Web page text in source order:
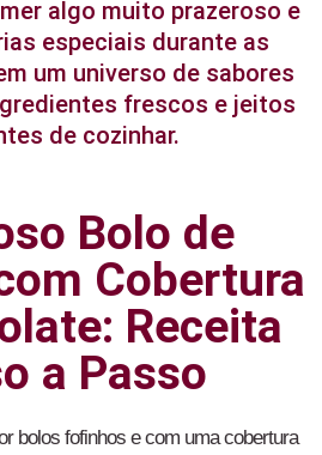
algo muito prazeroso e
especiais durante as
um universo de sabores
frescos e jeitos
de cozinhar.
Bolo de
Cobertura
Receita
a Passo
bolos fofinhos e com uma cobertura